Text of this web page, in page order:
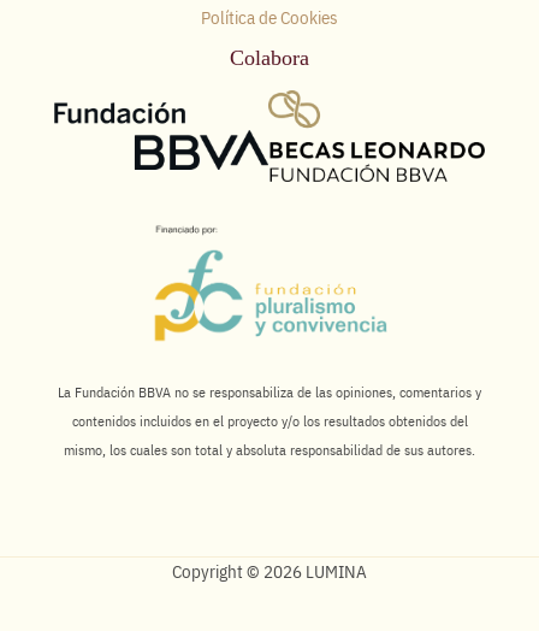
Política de Cookies
Colabora
La Fundación BBVA no se responsabiliza de las opiniones, comentarios y
contenidos incluidos en el proyecto y/o los resultados obtenidos del
mismo, los cuales son total y absoluta responsabilidad de sus autores.
Copyright © 2026 LUMINA